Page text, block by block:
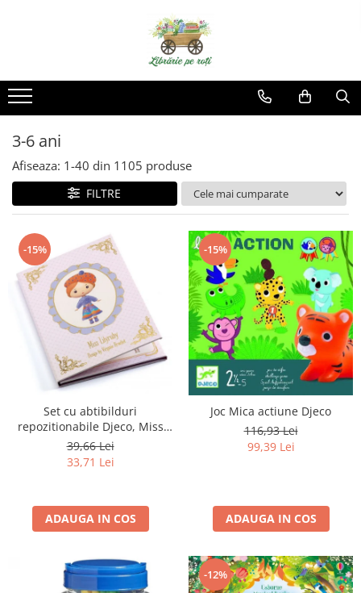
3-6 ani
Afiseaza: 1-40 din 1105 produse
FILTRE
-15%
Set cu abtibilduri
repozitionabile Djeco, Miss
Lilyruby
39,66 Lei
33,71 Lei
ADAUGA IN COS
-15%
Joc Mica actiune Djeco
116,93 Lei
99,39 Lei
ADAUGA IN COS
-12%